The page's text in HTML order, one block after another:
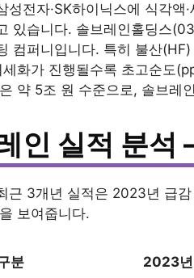
성전자·SK하이닉스에 식각
있습니다. 솔브레인홀딩스
컴퍼니입니다. 특히 불산
화가 진행될수록 초고순도
약 5조 원 수준으로, 솔브레
인 실적 분
근 3개년 실적은 2023년 급
보여줍니다.
분 2023년